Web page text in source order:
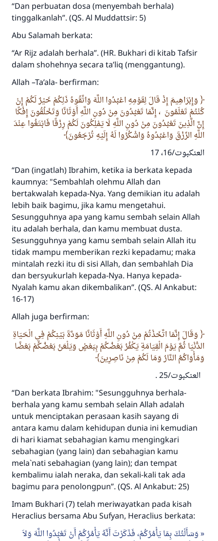
“Dan perbuatan dosa (menyembah berhala)
tinggalkanlah”. (QS. Al Muddattsir: 5)
Abu Salamah berkata:
“Ar Rijz adalah berhala”. (HR. Bukhari di kitab Tafsir
dalam shohehnya secara ta’liq (menggantung).
Allah –Ta’ala- berfirman:
وَإِبْرَاهِيمَ إِذْ قَالَ لِقَوْمِهِ اعْبُدُوا اللَّهَ وَاتَّقُوهُ ذَلِكُمْ خَيْرٌ لَكُمْ إِنْ
كُنْتُمْ تَعْلَمُونَ ، إِنَّمَا تَعْبُدُونَ مِنْ دُونِ اللَّهِ أَوْثَانًا وَتَخْلُقُونَ إِفْكًا
إِنَّ الَّذِينَ تَعْبُدُونَ مِنْ دُونِ اللَّهِ لَا يَمْلِكُونَ لَكُمْ رِزْقًا فَابْتَغُوا عِنْدَ
اللَّهِ الرِّزْقَ وَاعْبُدُوهُ وَاشْكُرُوا لَهُ إِلَيْهِ تُرْجَعُونَ
العنكبوت/16، 17
“Dan (ingatlah) Ibrahim, ketika ia berkata kepada
kaumnya: "Sembahlah olehmu Allah dan
bertakwalah kepada-Nya. Yang demikian itu adalah
lebih baik bagimu, jika kamu mengetahui.
Sesungguhnya apa yang kamu sembah selain Allah
itu adalah berhala, dan kamu membuat dusta.
Sesungguhnya yang kamu sembah selain Allah itu
tidak mampu memberikan rezki kepadamu; maka
mintalah rezki itu di sisi Allah, dan sembahlah Dia
dan bersyukurlah kepada-Nya. Hanya kepada-
Nyalah kamu akan dikembalikan”. (QS. Al Ankabut:
16-17)
Allah juga berfirman:
وَقَالَ إِنَّمَا اتَّخَذْتُمْ مِنْ دُونِ اللَّهِ أَوْثَانًا مَوَدَّةَ بَيْنِكُمْ فِي الْحَيَاةِ
الدُّنْيَا ثُمَّ يَوْمَ الْقِيَامَةِ يَكْفُرُ بَعْضُكُمْ بِبَعْضٍ وَيَلْعَنُ بَعْضُكُمْ بَعْضًا
وَمَأْوَاكُمُ النَّارُ وَمَا لَكُمْ مِنْ نَاصِرِينَ
العنكبوت/25 .
“Dan berkata Ibrahim: "Sesungguhnya berhala-
berhala yang kamu sembah selain Allah adalah
untuk menciptakan perasaan kasih sayang di
antara kamu dalam kehidupan dunia ini kemudian
di hari kiamat sebahagian kamu mengingkari
sebahagian (yang lain) dan sebahagian kamu
mela`nati sebahagian (yang lain); dan tempat
kembalimu ialah neraka, dan sekali-kali tak ada
bagimu para penolongpun”. (QS. Al Ankabut: 25)
Imam Bukhari (7) telah meriwayatkan pada kisah
Heraclius bersama Abu Sufyan, Heraclius berkata:
وَسَأَلْتُكَ بِمَا يَأْمُرُكُمْ، فَذَكَرْتَ أَنَّهُ يَأْمُرُكُمْ أَنْ تَعْبُدُوا اللَّهَ وَلاَ
Jawaban no. 110845
menyelamatkan pernikahan.
Bantu kami dalam memberikan jawaban untuk umat
"Siapa yang menunjukkan suatu kebaikan,